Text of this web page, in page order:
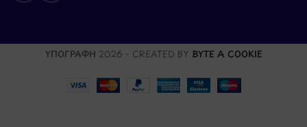
ΥΠΟΓΡΑΦΗ 2026 - CREATED BY BYTE A COOKIE